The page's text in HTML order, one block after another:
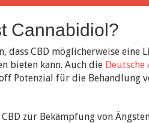
Cannabidiol?
dass CBD möglicherweise eine
bieten kann. Auch die Deutsche
Potenzial für die Behandlung
zur Bekämpfung von